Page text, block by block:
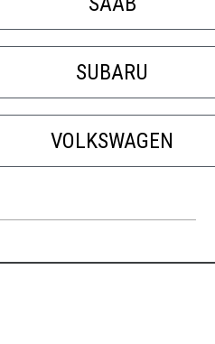
SUBARU
VOLKSWAGEN